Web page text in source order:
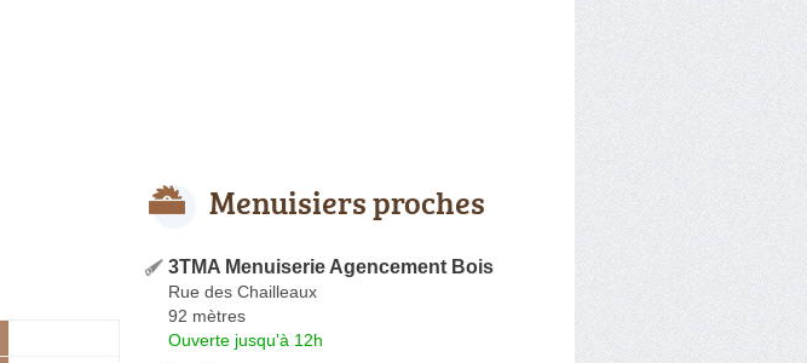
Menuisiers proches
3TMA Menuiserie Agencement Bois
Rue des Chailleaux
92 mètres
Ouverte jusqu'à 12h